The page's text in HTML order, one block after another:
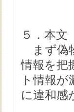
５．本文
まず偽
情報を把
ト情報
に違和感